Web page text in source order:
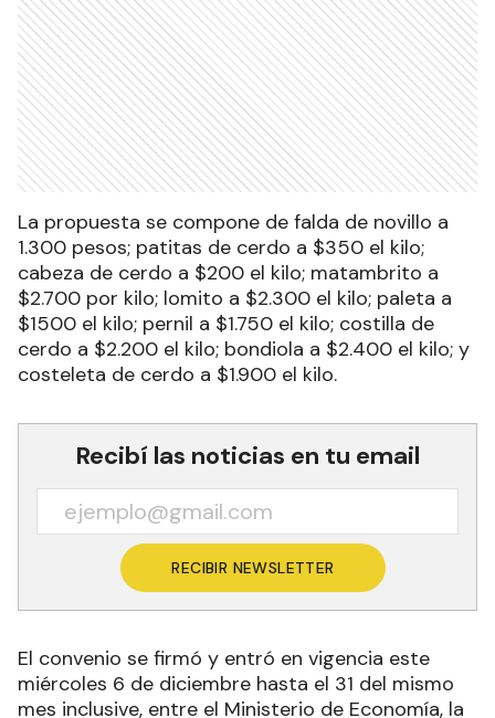
La propuesta se compone de falda de novillo a
1.300 pesos; patitas de cerdo a $350 el kilo;
cabeza de cerdo a $200 el kilo; matambrito a
$2.700 por kilo; lomito a $2.300 el kilo; paleta a
$1500 el kilo; pernil a $1.750 el kilo; costilla de
cerdo a $2.200 el kilo; bondiola a $2.400 el kilo; y
costeleta de cerdo a $1.900 el kilo.
Recibí las noticias en tu email
RECIBIR NEWSLETTER
El convenio se firmó y entró en vigencia este
miércoles 6 de diciembre hasta el 31 del mismo
mes inclusive, entre el Ministerio de Economía, la